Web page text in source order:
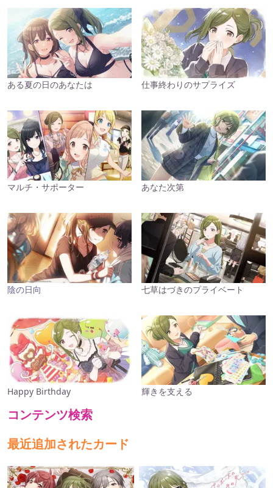
ある夏の日のあなたは 仕事終わりのサプライズ
マルチ・サポーター あなた次第
陰の日向 七草はづきのプライベート
Happy Birthday 輝きを支える
コンテンツ検索
最近追加されたカード